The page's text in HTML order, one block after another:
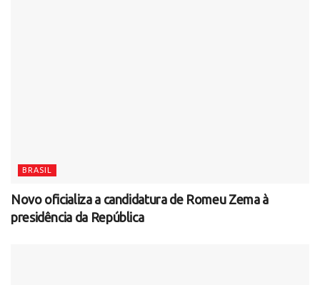
BRASIL
Novo oficializa a candidatura de Romeu Zema à
presidência da República